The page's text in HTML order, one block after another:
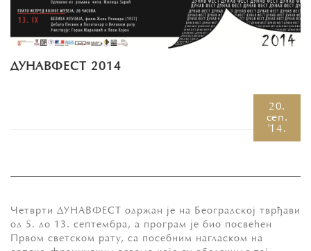
ДУНАВФЕСТ 2014
20.
сеп.
'14.
Четврти ДУНАВФЕСТ одржан је на Београдској тврђави
од 5. до 13. септембра, а програм је био посвећен
Првом светском рату, са посебним нагласком на